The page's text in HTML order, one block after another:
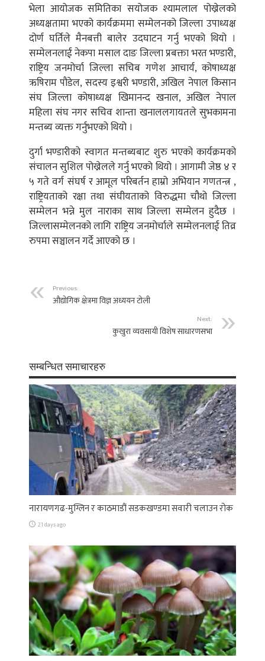
भेला आयोजक समितिका सयोजक श्यामलाल पोख्रेलको
अध्यक्षतामा भएको कार्यक्रममा सम्मेलनको जिल्ला उपाध्यक्ष
दोर्ण घर्तिले मैनबत्ती बालेर उदघाटन गर्नु भएको थियो ।
सम्मेलनलाई नेकपा मसाल दाङ जिल्ला प्रबक्ता भरत भण्डारी,
राष्ट्रिय जनमोर्चा जिल्ला सचिब गणेश आचार्य, कोषाध्यक्ष
ऋषिराम पौडेल, सदस्य इश्वरी भण्डारी, अखिल नेपाल किसान
संघ जिल्ला कोषाध्यक्ष खिमानन्द खनाल, अखिल नेपाल
महिला संघ नगर सचिव शान्ता खनाललगायतले सुभकामना
मन्तब्य व्यक्त गर्नुभएको थियो ।
दुर्गा भण्डारीको स्वागत मन्तब्यबाट शुरु भएको कार्यक्रमको
संचालन सुशिल पोख्रेलले गर्नु भएको थियो । आगामी जेष्ठ ४ र
५ गते वर्ग संघर्ष र आमूल परिबर्तन हाम्रो अभियान गणतन्त्र ,
राष्ट्रियताको रक्षा तथा संघीयताको विरुद्धमा चौथो जिल्ला
सम्मेलन भन्ने मुल नाराका साथ जिल्ला सम्मेलन हुदैछ ।
जिल्लासम्मेलनको लागि राष्ट्रिय जनमोर्चाले सम्मेलनलाई तिव्र
रुपमा सञ्चालन गर्दे आएको छ ।
Previous:
औद्योगिक क्षेत्रमा विज्ञ अध्ययन टोली
Next:
कुखुरा व्यवसायी विशेष साधारणसभा
सम्बन्धित समाचारहरु
नारायणगढ-मुग्लिन र काठमाडौं सडकखण्डमा सवारी चलाउन रोक
21 days ago